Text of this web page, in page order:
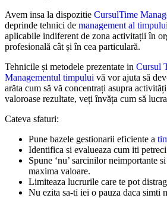
Avem insa la dispozitie CursulTime
deprinde tehnici de management al timpulu
aplicabile indiferent de zona activitații în
profesională cât și în cea particulară.
Tehnicile și metodele prezentate in Cursul
Managementul timpului vă vor ajuta să
arăta cum să vă concentrați asupra
valoroase rezultate, veți învăța cum să
Cateva sfaturi:
Pune bazele gestionarii eficiente a
Identifica si evalueaza cum iti petreci
Spune ‘nu’ sarcinilor neimportante
maxima valoare.
Limiteaza lucrurile care te pot
Nu ezita sa-ti iei o pauza daca simti